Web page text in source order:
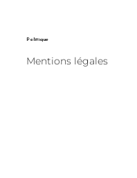
Mentions légales
Politique